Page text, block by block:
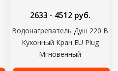
Водонагреватель Душ 220 В
Кухонный Кран EU Plug
Мгновенный
Водонагреватель 3000 Вт
2633 - 4512 руб.